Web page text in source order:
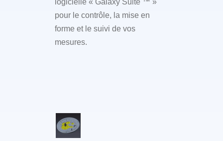
logicielle « Galaxy Suite ™ »
pour le contrôle, la mise en
forme et le suivi de vos
mesures.